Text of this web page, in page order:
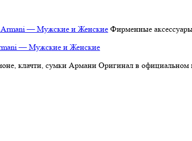
Фирменные
— Мужские и Женские
клачти, сумки Армани Оригинал в официальном